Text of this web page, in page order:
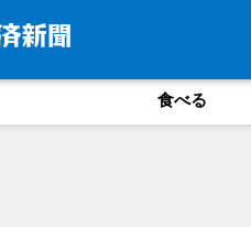
食べる